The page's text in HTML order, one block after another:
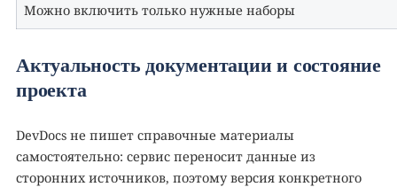
Можно включить только нужные наборы
Актуальность документации и состояние
проекта
DevDocs не пишет справочные материалы
самостоятельно: сервис переносит данные из
сторонних источников, поэтому версия конкретного